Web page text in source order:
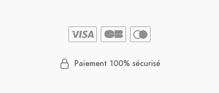
Paiement 100% sécurisé